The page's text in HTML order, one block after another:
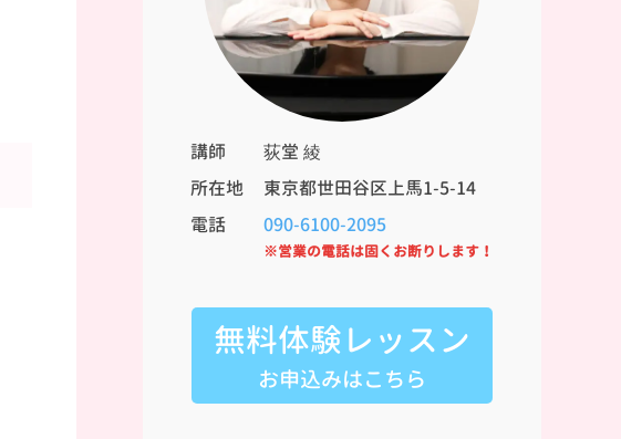
講師
荻堂 綾
所在地
東京都世田谷区上馬1-5-14
電話
090-6100-2095
※営業の電話は固くお断りします！
無料体験レッスン
お申込みはこちら